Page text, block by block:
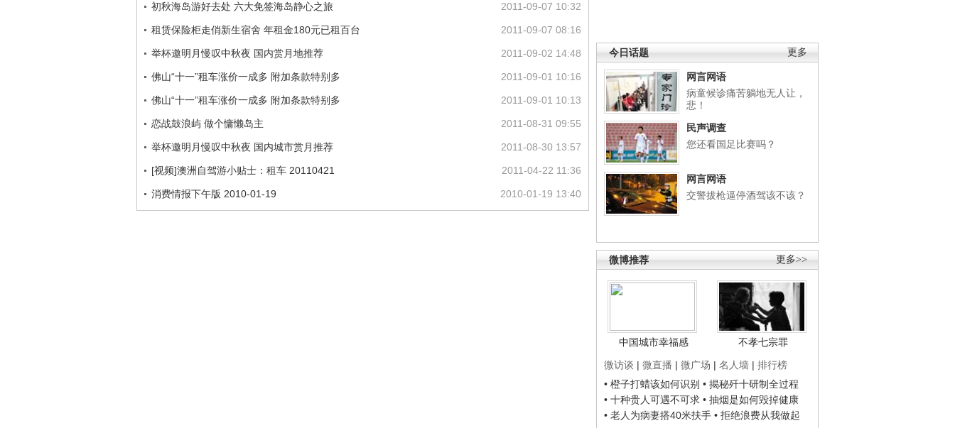
更多
今日话题
网言网语
病童候诊痛苦躺地无人让，
悲！
民声调查
您还看国足比赛吗？
网言网语
交警拔枪逼停酒驾该不该？
更多>>
微博推荐
中国城市幸福感
不孝七宗罪
微访谈 | 微直播 | 微广场 | 名人墙 | 排行榜
• 橙子打蜡该如何识别 • 揭秘歼十研制全过程
• 十种贵人可遇不可求 • 抽烟是如何毁掉健康
• 老人为病妻搭40米扶手 • 拒绝浪费从我做起
2011-09-07 10:32
初秋海岛游好去处 六大免签海岛静心之旅
2011-09-07 08:16
租赁保险柜走俏新生宿舍 年租金180元已租百台
2011-09-02 14:48
举杯邀明月慢叹中秋夜 国内赏月地推荐
2011-09-01 10:16
佛山“十一”租车涨价一成多 附加条款特别多
2011-09-01 10:13
佛山“十一”租车涨价一成多 附加条款特别多
2011-08-31 09:55
恋战鼓浪屿 做个慵懒岛主
2011-08-30 13:57
举杯邀明月慢叹中秋夜 国内城市赏月推荐
2011-04-22 11:36
[视频]澳洲自驾游小贴士：租车 20110421
2010-01-19 13:40
消费情报下午版 2010-01-19